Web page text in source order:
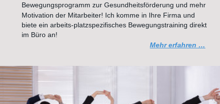
Bewegungsprogramm zur Gesundheitsförderung und mehr
Motivation der Mitarbeiter! Ich komme in Ihre Firma und
biete ein arbeits-platzspezifisches Bewegungstraining direkt
im Büro an!
Mehr erfahren …